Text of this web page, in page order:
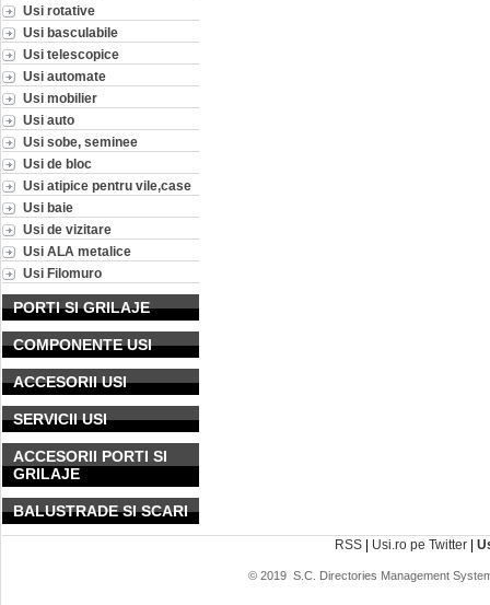
Usi rotative
Usi basculabile
Usi telescopice
Usi automate
Usi mobilier
Usi auto
Usi sobe, seminee
Usi de bloc
Usi atipice pentru vile,case
Usi baie
Usi de vizitare
Usi ALA metalice
Usi Filomuro
PORTI SI GRILAJE
COMPONENTE USI
ACCESORII USI
SERVICII USI
ACCESORII PORTI SI
GRILAJE
BALUSTRADE SI SCARI
RSS | Usi.ro pe Twitter |
© 2019 S.C. Directories Management